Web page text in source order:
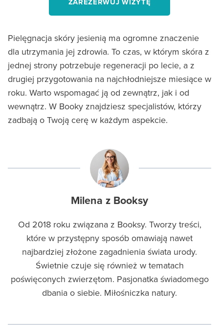
Pielęgnacja skóry jesienią ma ogromne znaczenie
dla utrzymania jej zdrowia. To czas, w którym skóra z
jednej strony potrzebuje regeneracji po lecie, a z
drugiej przygotowania na najchłodniejsze miesiące w
roku. Warto wspomagać ją od zewnątrz, jak i od
wewnątrz. W Booky znajdziesz specjalistów, którzy
zadbają o Twoją cerę w każdym aspekcie.
Milena z Booksy
Od 2018 roku związana z Booksy. Tworzy treści,
które w przystępny sposób omawiają nawet
najbardziej złożone zagadnienia świata urody.
Świetnie czuje się również w tematach
poświęconych zwierzętom. Pasjonatka świadomego
dbania o siebie. Miłośniczka natury.